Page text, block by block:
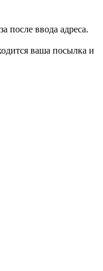
после ввода адреса.
ваша посылка и